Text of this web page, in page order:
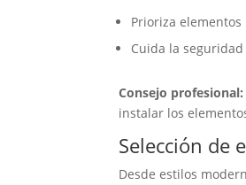
Prioriza
Cuida la
Consejo profesional:
instalar los
Selección de
Desde estilos